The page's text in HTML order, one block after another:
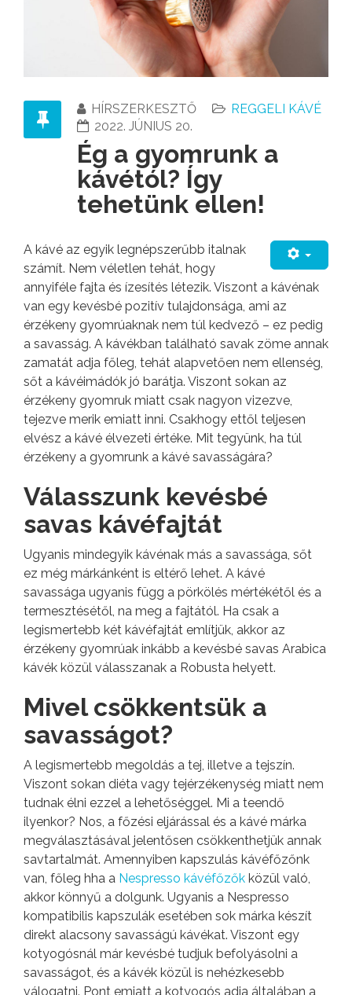
HÍRSZERKESZTŐ
REGGELI KÁVÉ
2022. JÚNIUS 20.
Ég a gyomrunk a
kávétól? Így
tehetünk ellen!
A kávé az egyik legnépszerűbb italnak
számít. Nem véletlen tehát, hogy
annyiféle fajta és ízesítés létezik. Viszont a kávénak
van egy kevésbé pozitív tulajdonsága, ami az
érzékeny gyomrúaknak nem túl kedvező – ez pedig
a savasság. A kávékban található savak zöme annak
zamatát adja főleg, tehát alapvetően nem ellenség,
sőt a kávéimádók jó barátja. Viszont sokan az
érzékeny gyomruk miatt csak nagyon vizezve,
tejezve merik emiatt inni. Csakhogy ettől teljesen
elvész a kávé élvezeti értéke. Mit tegyünk, ha túl
érzékeny a gyomrunk a kávé savasságára?
Válasszunk kevésbé
savas kávéfajtát
Ugyanis mindegyik kávénak más a savassága, sőt
ez még márkánként is eltérő lehet. A kávé
savassága ugyanis függ a pörkölés mértékétől és a
termesztésétől, na meg a fajtától. Ha csak a
legismertebb két kávéfajtát említjük, akkor az
érzékeny gyomrúak inkább a kevésbé savas Arabica
kávék közül válasszanak a Robusta helyett.
Mivel csökkentsük a
savasságot?
A legismertebb megoldás a tej, illetve a tejszín.
Viszont sokan diéta vagy tejérzékenység miatt nem
tudnak élni ezzel a lehetőséggel. Mi a teendő
ilyenkor? Nos, a főzési eljárással és a kávé márka
megválasztásával jelentősen csökkenthetjük annak
savtartalmát. Amennyiben kapszulás kávéfőzőnk
van, főleg hha a Nespresso kávéfőzők közül való,
akkor könnyű a dolgunk. Ugyanis a Nespresso
kompatibilis kapszulák esetében sok márka készít
direkt alacsony savasságú kávékat. Viszont egy
kotyogósnál már kevésbé tudjuk befolyásolni a
savasságot, és a kávék közül is nehézkesebb
válogatni. Pont emiatt a kotyogós adja általában a